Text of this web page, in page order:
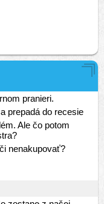
pranieri.
prepadá do recesie
Ale čo potom
nenakupovať?